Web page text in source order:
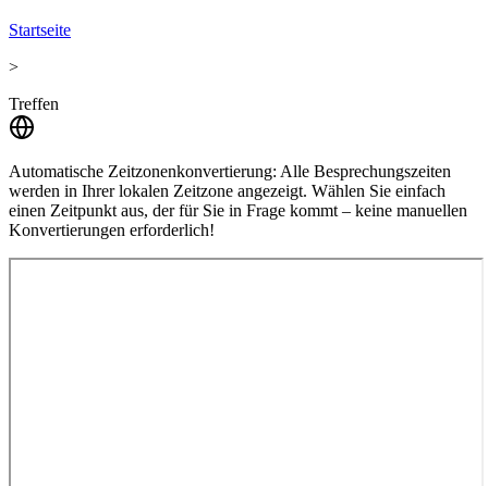
Startseite
>
Treffen
Automatische Zeitzonenkonvertierung: Alle Besprechungszeiten
werden in Ihrer lokalen Zeitzone angezeigt. Wählen Sie einfach
einen Zeitpunkt aus, der für Sie in Frage kommt – keine manuellen
Konvertierungen erforderlich!